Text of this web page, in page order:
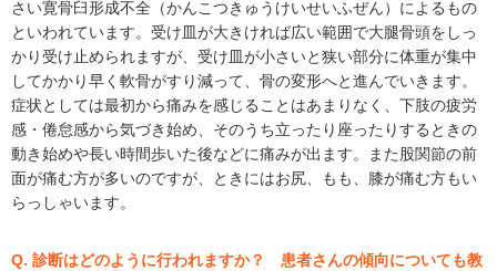
さい寛骨臼形成不全（かんこつきゅうけいせいふぜん）によるもの
といわれています。受け皿が大きければ広い範囲で大腿骨頭をしっ
かり受け止められますが、受け皿が小さいと狭い部分に体重が集中
してかかり早く軟骨がすり減って、骨の変形へと進んでいきます。
症状としては最初から痛みを感じることはあまりなく、下肢の疲労
感・倦怠感から気づき始め、そのうち立ったり座ったりするときの
動き始めや長い時間歩いた後などに痛みが出ます。また股関節の前
面が痛む方が多いのですが、ときにはお尻、もも、膝が痛む方もい
らっしゃいます。
Q. 診断はどのように行われますか？ 患者さんの傾向についても教